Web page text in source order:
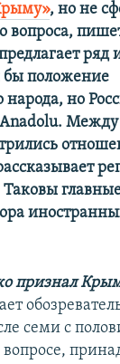
, но не
вопроса,
ряд
бы положение
но
Anadolu.
Таковы
признал
семи с
вопросе,